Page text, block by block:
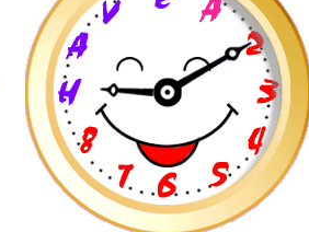
Lớp Học:
Quý Trọng Bản Thân
"Sau khoá học
Quý Trọng Bản Thân tôi
nhận biết được giá trị của bản thân. Hàng
ngày tôi tự cười tươi với mình và thường
xuyên tự nhắc nhở với chính mình về những
giá trị mình có. Đã bắt đầu biết kiềm chế giận
dữ, tôn trọng những người xung quanh."